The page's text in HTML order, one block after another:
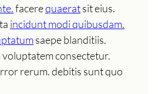
facerequaeratsit eius.
incidunt modi quibusdam.
saepe blanditiis.
consectetur.
rerum. debitis sunt quo